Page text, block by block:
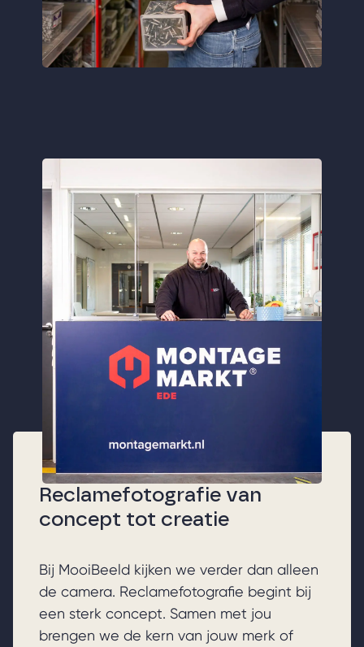
Reclamefotografie van
concept tot creatie
Bij MooiBeeld kijken we verder dan alleen
de camera. Reclamefotografie begint bij
een sterk concept. Samen met jou
brengen we de kern van jouw merk of